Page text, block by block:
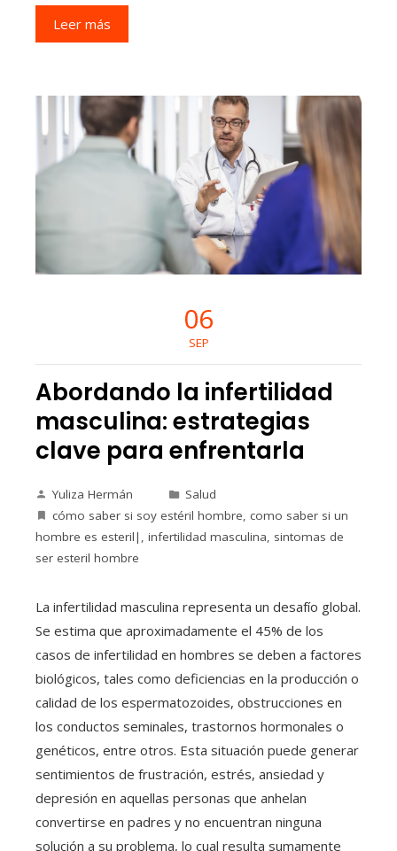
Leer más
06
SEP
Abordando la infertilidad
masculina: estrategias
clave para enfrentarla
Yuliza Hermán
Salud
cómo saber si soy estéril hombre, como saber si un
hombre es esteril| , infertilidad masculina, sintomas de
ser esteril hombre
La infertilidad masculina representa un desafío global.
Se estima que aproximadamente el 45% de los
casos de infertilidad en hombres se deben a factores
biológicos, tales como deficiencias en la producción o
calidad de los espermatozoides, obstrucciones en
los conductos seminales, trastornos hormonales o
genéticos, entre otros. Esta situación puede generar
sentimientos de frustración, estrés, ansiedad y
depresión en aquellas personas que anhelan
convertirse en padres y no encuentran ninguna
solución a su problema, lo cual resulta sumamente